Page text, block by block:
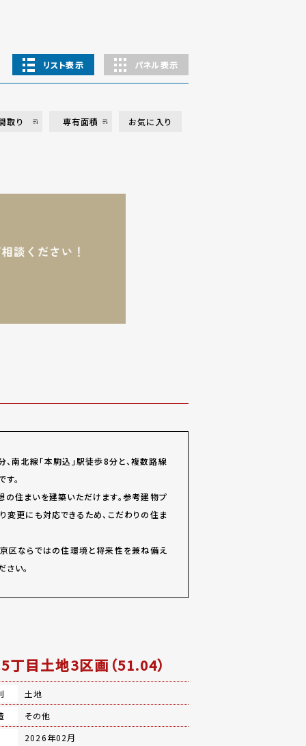
リスト表示 パネル表示
取り 専有面積 お気に入り
南北線「本駒込」駅徒歩8分と、複数路線
。
住まいを建築いただけます。参考建物プ
変更にも対応できるため、こだわりの住ま
区ならではの住環境と将来性を兼ね備え
い。
丁目土地3区画（51.04）
土地
その他
2026年02月